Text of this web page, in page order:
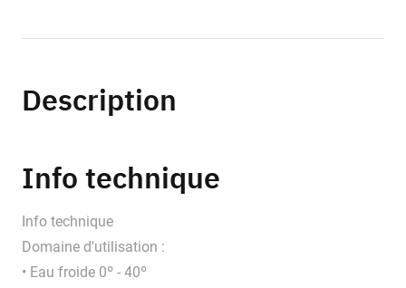
Description
Info technique
Info technique
Domaine d'utilisation :
• Eau froide 0º - 40º